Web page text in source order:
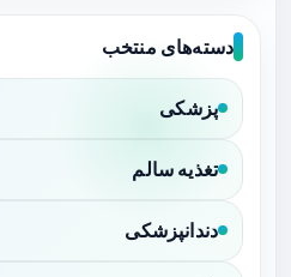
دسته‌های منتخب
پزشکی
تغذیه سالم
دندانپزشکی